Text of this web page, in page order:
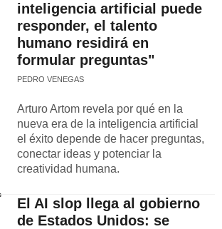
inteligencia artificial puede
responder, el talento
humano residirá en
formular preguntas"
PEDRO VENEGAS
Arturo Artom revela por qué en la
nueva era de la inteligencia artificial
el éxito depende de hacer preguntas,
conectar ideas y potenciar la
creatividad humana.
El AI slop llega al gobierno
de Estados Unidos: se